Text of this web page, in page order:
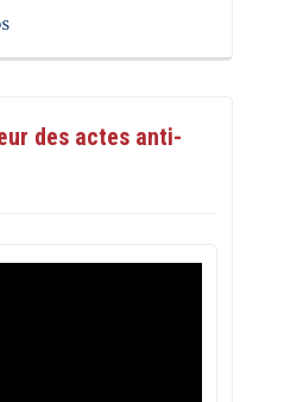
des actes anti-